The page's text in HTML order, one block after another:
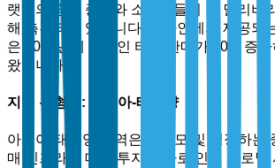
랫폼의 침투 증가와 소비자들의 홈 딜리버
해 촉진되고 있습니다. 온라인에서 제공되
은 2024년에 온라인 티슈 판매가 30% 증가
왔습니다.
지역 유형별: 아시아-태평양
아시아-태평양 지역은 대규모 및 성장하는
매 인프라에 대한 투자 증가로 인해 글로벌